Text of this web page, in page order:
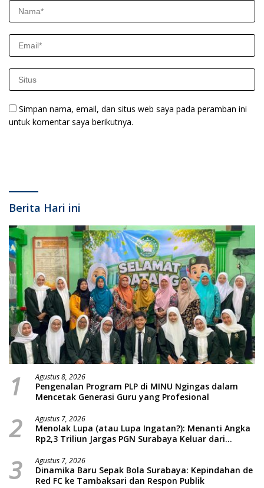
Simpan nama, email, dan situs web saya pada peramban ini
untuk komentar saya berikutnya.
Berita Hari ini
1 Agustus 8, 2026
Pengenalan Program PLP di MINU Ngingas dalam
Mencetak Generasi Guru yang Profesional
2 Agustus 7, 2026
Menolak Lupa (atau Lupa Ingatan?): Menanti Angka
Rp2,3 Triliun Jargas PGN Surabaya Keluar dari
3 Agustus 7, 2026
Dinamika Baru Sepak Bola Surabaya: Kepindahan de
Red FC ke Tambaksari dan Respon Publik